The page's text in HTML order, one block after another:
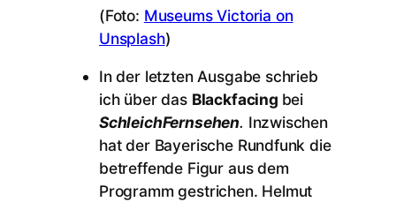
(Foto: Museums Victoria on
Unsplash)
In der letzten Ausgabe schrieb
ich über das Blackfacing bei
SchleichFernsehen. Inzwischen
hat der Bayerische Rundfunk die
betreffende Figur aus dem
Programm gestrichen. Helmut